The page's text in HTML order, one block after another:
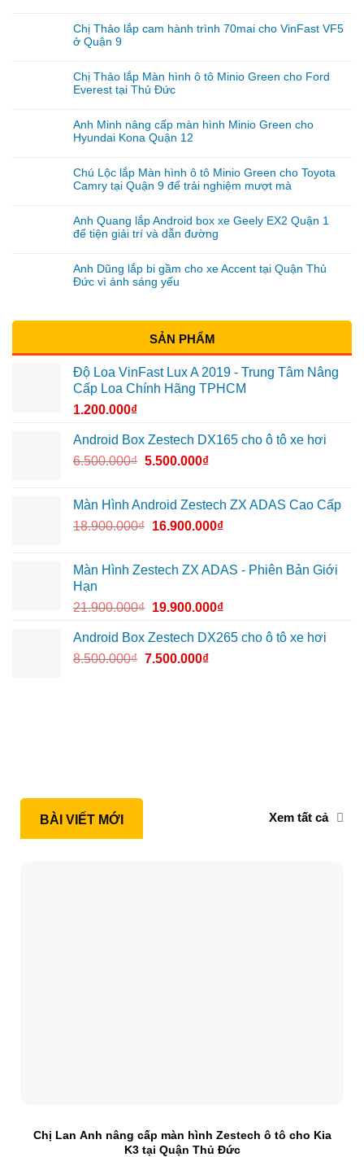
Chị Thảo lắp cam hành trình 70mai cho VinFast VF5
ở Quận 9
Chị Thảo lắp Màn hình ô tô Minio Green cho Ford
Everest tại Thủ Đức
Anh Minh nâng cấp màn hình Minio Green cho
Hyundai Kona Quận 12
Chú Lộc lắp Màn hình ô tô Minio Green cho Toyota
Camry tại Quận 9 để trải nghiệm mượt mà
Anh Quang lắp Android box xe Geely EX2 Quận 1
để tiện giải trí và dẫn đường
Anh Dũng lắp bi gầm cho xe Accent tại Quận Thủ
Đức vì ánh sáng yếu
SẢN PHẨM
Độ Loa VinFast Lux A 2019 - Trung Tâm Nâng
Cấp Loa Chính Hãng TPHCM
1.200.000₫
Android Box Zestech DX165 cho ô tô xe hơi
6.500.000₫ 5.500.000₫
Màn Hình Android Zestech ZX ADAS Cao Cấp
18.900.000₫ 16.900.000₫
Màn Hình Zestech ZX ADAS - Phiên Bản Giới
Hạn
21.900.000₫ 19.900.000₫
Android Box Zestech DX265 cho ô tô xe hơi
8.500.000₫ 7.500.000₫
BÀI VIẾT MỚI Xem tất cả
Chị Lan Anh nâng cấp màn hình Zestech ô tô cho Kia
K3 tại Quận Thủ Đức